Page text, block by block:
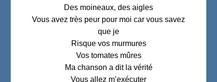
Des moineaux, des aigles
Vous avez très peur pour moi car vous savez
que je
Risque vos murmures
Vos tomates mûres
Ma chanson a dit la vérité
Vous allez m’exécuter